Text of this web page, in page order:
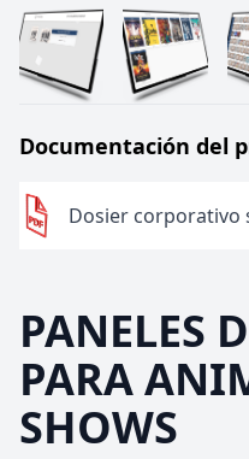
Documentación del
Dosier corporativo
PANELES
PARA
SHOWS